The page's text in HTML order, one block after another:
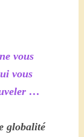
vous
vous
…
globalité